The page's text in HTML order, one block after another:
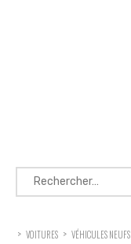
Rechercher :
> VOITURES > VÉHICULES NEUFS